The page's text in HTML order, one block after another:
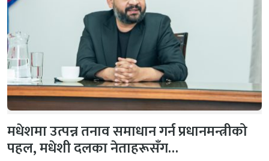
मधेशमा उत्पन्न तनाव समाधान गर्न प्रधानमन्त्रीको
पहल, मधेशी दलका नेताहरूसँग…